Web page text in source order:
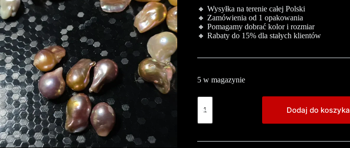
🔸 Wysyłka na terenie całej Polski
🔸 Zamówienia od 1 opakowania
🔸 Pomagamy dobrać kolor i rozmiar
🔸 Rabaty do 15% dla stałych klientów
5 w magazynie
Dodaj do koszyka